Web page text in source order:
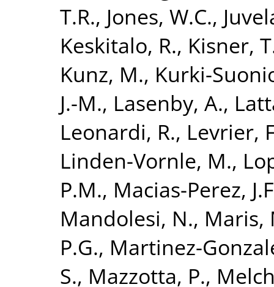
T.R., Jones, W.C.,
Keskitalo, R., Kisner,
Kunz, M., Kurki-
J.-M., Lasenby, A.,
Leonardi, R., Levrier,
Linden-Vornle, M.,
P.M., Macias-Perez,
Mandolesi, N., Maris,
P.G., Martinez-
S., Mazzotta, P.,